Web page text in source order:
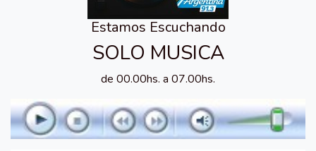
Estamos Escuchando
SOLO MUSICA
de 00.00hs. a 07.00hs.